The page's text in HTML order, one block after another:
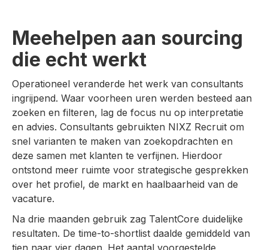
Meehelpen aan sourcing
die echt werkt
Operationeel veranderde het werk van consultants
ingrijpend. Waar voorheen uren werden besteed aan
zoeken en filteren, lag de focus nu op interpretatie
en advies. Consultants gebruikten NIXZ Recruit om
snel varianten te maken van zoekopdrachten en
deze samen met klanten te verfijnen. Hierdoor
ontstond meer ruimte voor strategische gesprekken
over het profiel, de markt en haalbaarheid van de
vacature.
Na drie maanden gebruik zag TalentCore duidelijke
resultaten. De time-to-shortlist daalde gemiddeld van
tien naar vier dagen. Het aantal voorgestelde